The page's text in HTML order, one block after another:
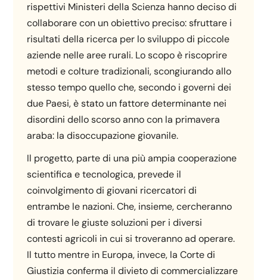
rispettivi Ministeri della Scienza hanno deciso di
collaborare con un obiettivo preciso: sfruttare i
risultati della ricerca per lo sviluppo di piccole
aziende nelle aree rurali. Lo scopo è riscoprire
metodi e colture tradizionali, scongiurando allo
stesso tempo quello che, secondo i governi dei
due Paesi, è stato un fattore determinante nei
disordini dello scorso anno con la primavera
araba: la disoccupazione giovanile.
Il progetto, parte di una più ampia cooperazione
scientifica e tecnologica, prevede il
coinvolgimento di giovani ricercatori di
entrambe le nazioni. Che, insieme, cercheranno
di trovare le giuste soluzioni per i diversi
contesti agricoli in cui si troveranno ad operare.
Il tutto mentre in Europa, invece, la Corte di
Giustizia conferma il divieto di commercializzare